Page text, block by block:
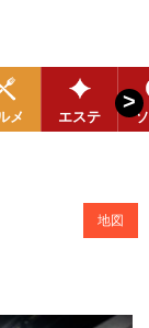
メ エステ
>
地図